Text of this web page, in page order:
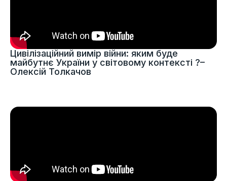
Цивілізаційний вимір війни: яким буде
майбутнє України у світовому контексті ?–
Олексій Толкачов